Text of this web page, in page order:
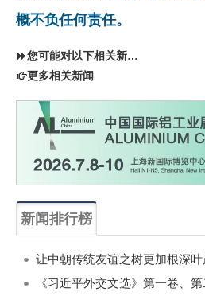
概不负任何责任。
您可能对以下相关新闻同样感兴趣
更多相关新闻
新闻排行榜
《习近平外交文选》第一卷、